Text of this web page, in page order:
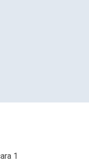
1